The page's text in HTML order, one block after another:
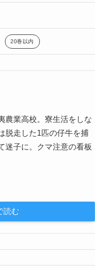
20巻以内
農業高校。寮生活をしな
脱走した1匹の仔牛を捕
迷子に。クマ注意の看板
読む